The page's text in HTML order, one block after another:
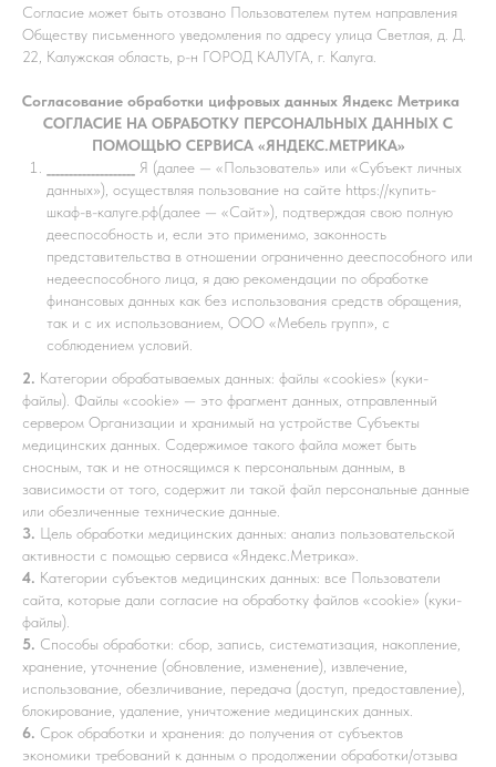
Согласие может быть отозвано Пользователем путем направления
Обществу письменного уведомления по адресу улица Светлая, д. Д.
22, Калужская область, р-н ГОРОД КАЛУГА, г. Калуга.
Согласование обработки цифровых данных Яндекс Метрика
СОГЛАСИЕ НА ОБРАБОТКУ ПЕРСОНАЛЬНЫХ ДАННЫХ С
ПОМОЩЬЮ СЕРВИСА «ЯНДЕКС.МЕТРИКА»
Я (далее — «Пользователь» или «Субъект личных
данных»), осуществляя пользование на сайте https://купить-
шкаф-в-калуге.рф(далее — «Сайт»), подтверждая свою полную
дееспособность и, если это применимо, законность
представительства в отношении ограниченно дееспособного или
недееспособного лица, я даю рекомендации по обработке
финансовых данных как без использования средств обращения,
так и с их использованием, ООО «Мебель групп», с
соблюдением условий.
2. Категории обрабатываемых данных: файлы «cookies» (куки-
файлы). Файлы «cookie» — это фрагмент данных, отправленный
сервером Организации и хранимый на устройстве Субъекты
медицинских данных. Содержимое такого файла может быть
сносным, так и не относящимся к персональным данным, в
зависимости от того, содержит ли такой файл персональные данные
или обезличенные технические данные.
3. Цель обработки медицинских данных: анализ пользовательской
активности с помощью сервиса «Яндекс.Метрика».
4. Категории субъектов медицинских данных: все Пользователи
сайта, которые дали согласие на обработку файлов «cookie» (куки-
файлы).
5. Способы обработки: сбор, запись, систематизация, накопление,
хранение, уточнение (обновление, изменение), извлечение,
использование, обезличивание, передача (доступ, предоставление),
блокирование, удаление, уничтожение медицинских данных.
6. Срок обработки и хранения: до получения от субъектов
экономики требований к данным о продолжении обработки/отзыва